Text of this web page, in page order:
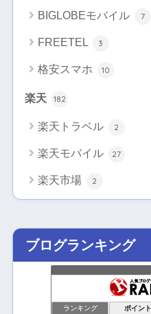
BIGLOBEモバイル 7
FREETEL 3
格安スマホ 10
楽天 182
楽天トラベル 2
楽天モバイル 27
楽天市場 2
ブログランキング
ランキング ポイント